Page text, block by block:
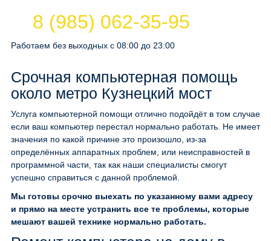
8 (985) 062-35-95
Работаем без выходных с 08:00 до 23:00
Срочная компьютерная помощь
около метро Кузнецкий мост
Услуга компьютерной помощи отлично подойдёт в том случае
если ваш компьютер перестал нормально работать. Не имеет
значения по какой причине это произошло, из-за
определённых аппаратных проблем, или неисправностей в
программной части, так как наши специалисты смогут
успешно справиться с данной проблемой.
Мы готовы срочно выехать по указанному вами адресу
и прямо на месте устранить все те проблемы, которые
мешают вашей технике нормально работать.